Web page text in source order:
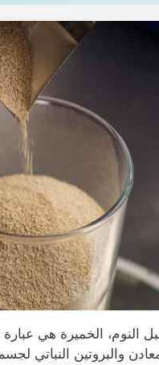
النوم، الخميرة هي عبارة
والبروتين النباتي